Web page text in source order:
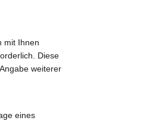
mit Ihnen
Diese
weiterer
eines